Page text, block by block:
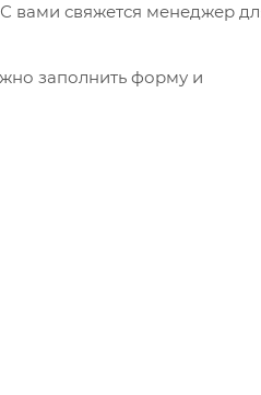
вами свяжется менеджер
заполнить форму и